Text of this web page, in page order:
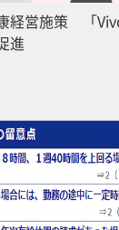
経営施策 「
進